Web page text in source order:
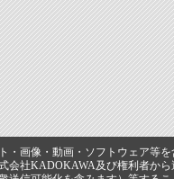
・画像・動画・ソフトウェア等
会社KADOKAWA及び権利者か